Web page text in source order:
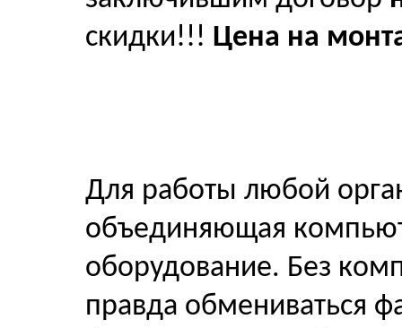
скидки!!! Цена на
Для работы любой
объединяющая
оборудование. Без
правда обмениваться